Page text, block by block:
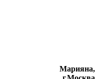
Марияна,